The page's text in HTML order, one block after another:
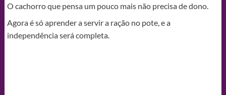
O cachorro que pensa um pouco mais não precisa de dono.
Agora é só aprender a servir a ração no pote, e a
independência será completa.